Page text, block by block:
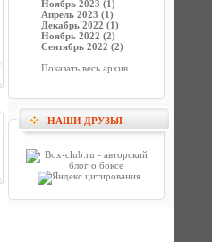
Ноябрь 2023 (1)
Апрель 2023 (1)
Декабрь 2022 (1)
Ноябрь 2022 (2)
Сентябрь 2022 (2)
Показать весь архив
НАШИ ДРУЗЬЯ